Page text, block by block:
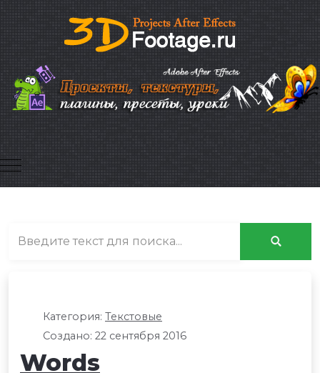
Mobile Menu Toggle
Категория: Текстовые
Создано: 22 сентября 2016
Words